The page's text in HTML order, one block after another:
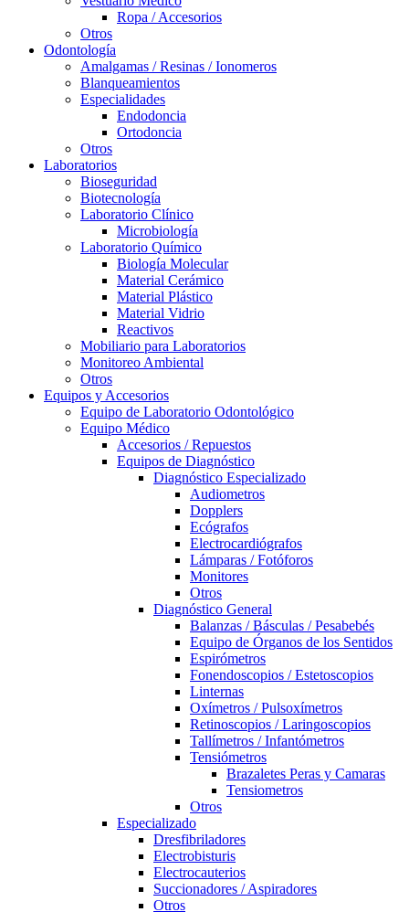
Ropa / Accesorios
Otros
Odontología
Amalgamas / Resinas / Ionomeros
Blanqueamientos
Especialidades
Endodoncia
Ortodoncia
Otros
Laboratorios
Bioseguridad
Biotecnología
Laboratorio Clínico
Microbiología
Laboratorio Químico
Biología Molecular
Material Cerámico
Material Plástico
Material Vidrio
Reactivos
Mobiliario para Laboratorios
Monitoreo Ambiental
Otros
Equipos y Accesorios
Equipo de Laboratorio Odontológico
Equipo Médico
Accesorios / Repuestos
Equipos de Diagnóstico
Diagnóstico Especializado
Audiometros
Dopplers
Ecógrafos
Electrocardiógrafos
Lámparas / Fotóforos
Monitores
Otros
Diagnóstico General
Balanzas / Básculas / Pesabebés
Equipo de Órganos de los Sentidos
Espirómetros
Fonendoscopios / Estetoscopios
Linternas
Oxímetros / Pulsoxímetros
Retinoscopios / Laringoscopios
Tallímetros / Infantómetros
Tensiómetros
Brazaletes Peras y Camaras
Tensiometros
Otros
Especializado
Dresfibriladores
Electrobisturis
Electrocauterios
Succionadores / Aspiradores
Otros